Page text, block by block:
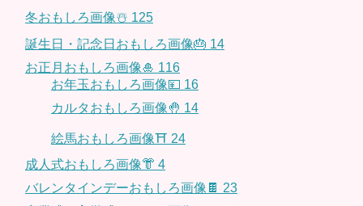
冬おもしろ画像☃️ 125
誕生日・記念日おもしろ画像🎂 14
お正月おもしろ画像🎍 116
お年玉おもしろ画像💴 16
カルタおもしろ画像🤚 14
絵馬おもしろ画像⛩ 24
成人式おもしろ画像👘 4
バレンタインデーおもしろ画像🍫 23